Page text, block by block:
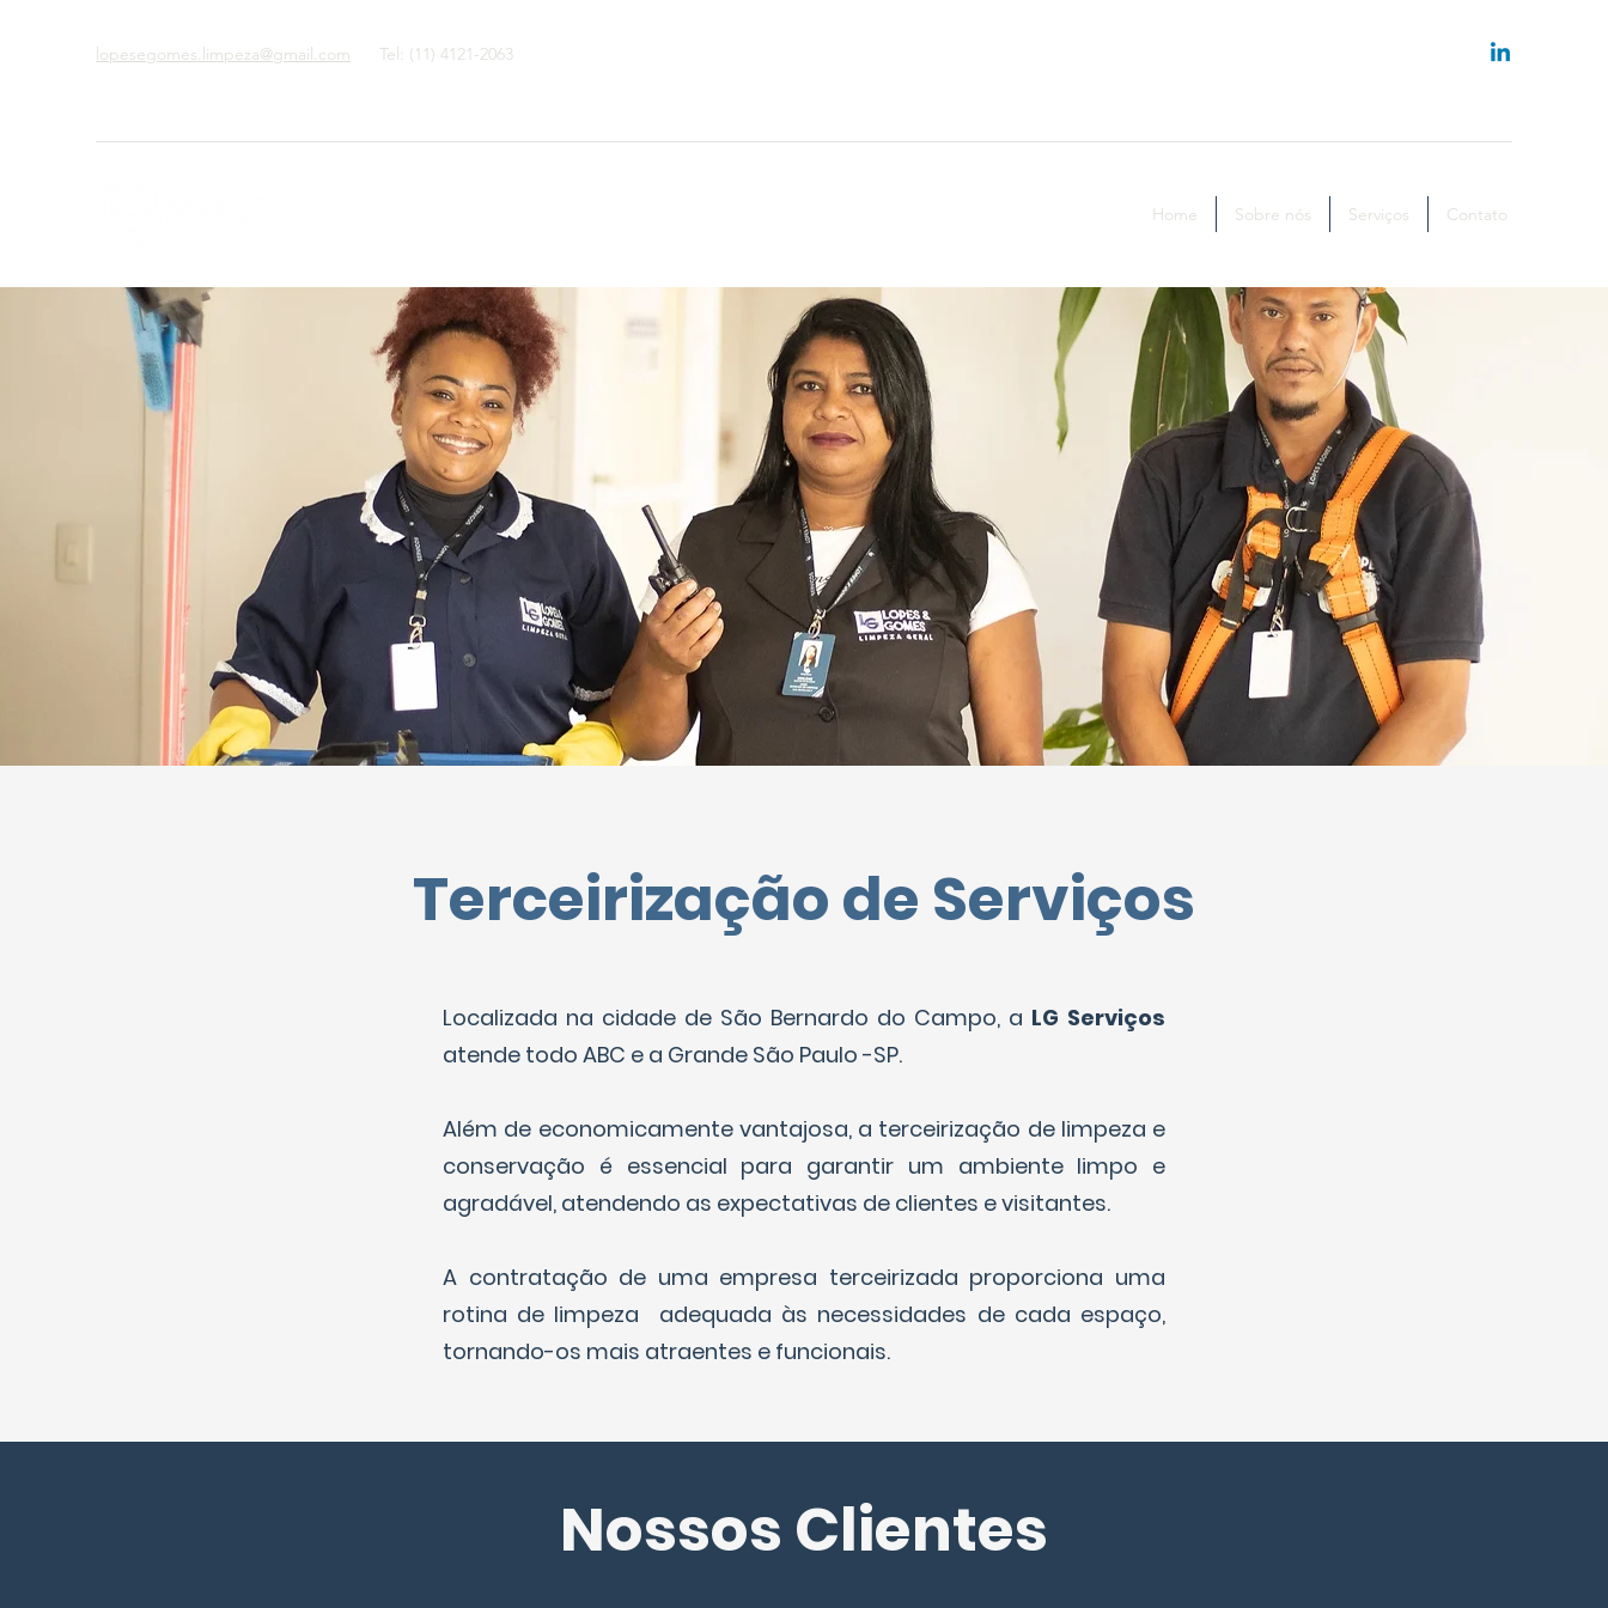
lopesegomes.limpeza@gmail.com Tel: (11) 4121-2063
Home Sobre nós Serviços Contato
Terceirização de Serviços
Localizada na cidade de São Bernardo do Campo, a LG Serviços
atende todo ABC e a Grande São Paulo -SP.
Além de economicamente vantajosa, a terceirização de limpeza e
conservação é essencial para garantir um ambiente limpo e
agradável, atendendo as expectativas de clientes e visitantes.
A contratação de uma empresa terceirizada proporciona uma
rotina de limpeza adequada às necessidades de cada espaço,
tornando-os mais atraentes e funcionais.
Nossos Clientes